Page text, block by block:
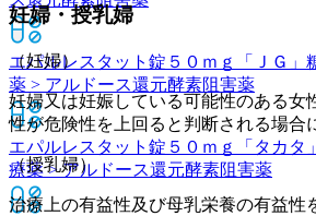
エパルレスタット錠５０ｍｇ「ＪＧ」
薬 > アルドース還元酵素阻害薬
エパルレスタット錠５０ｍｇ「タカタ」
療薬 > アルドース還元酵素阻害薬
妊婦・授乳婦
（妊婦）
妊婦又は妊娠している可能性のある女
性が危険性を上回ると判断される場合
（授乳婦）
治療上の有益性及び母乳栄養の有益性